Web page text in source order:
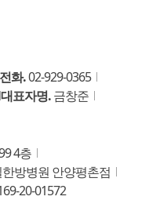
전화.02-929-0365
대표자명.금창준
4층
방병원 안양평촌점
20-01572